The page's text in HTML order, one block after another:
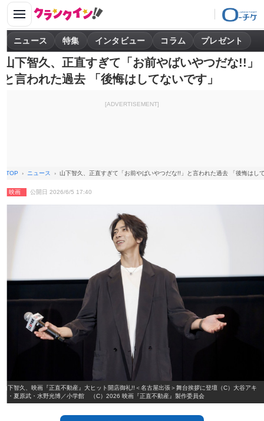
ニュース 特集 インタビュー コラム プレゼント
山下智久、正直すぎて「お前やばいやつだな!!」
と言われた過去 「後悔はしてないです」
[ADVERTISEMENT]
TOP ニュース 山下智久、正直すぎて「お前やばいやつだな!!」と言われた過去 「後悔はし
映画 公開日 2026/6/5 17:40
山下智久、映画『正直不動産』大ヒット開店御礼!!＜名古屋出張＞舞台挨拶に登壇（C）大谷アキ
ラ・夏原武・水野光博／小学館 （C）2026 映画『正直不動産』製作委員会